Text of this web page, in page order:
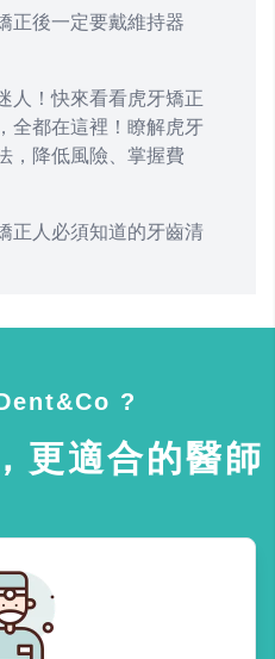
正後一定要戴維持器
人！快來看看虎牙矯正
全都在這裡！瞭解虎牙
，降低風險、掌握費
正人必須知道的牙齒清
?
更適合的醫師